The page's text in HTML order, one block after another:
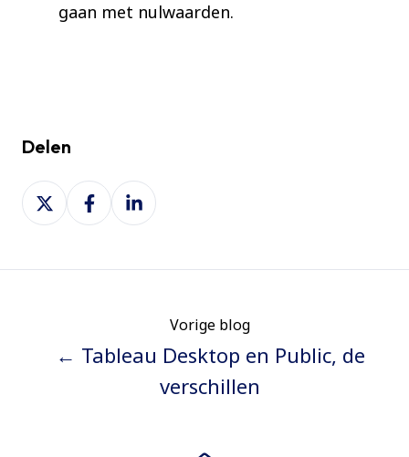
gaan met nulwaarden.
Delen
Deel
op
Deel
op
Deel
op
Vorige blog
← Tableau Desktop en Public, de
verschillen